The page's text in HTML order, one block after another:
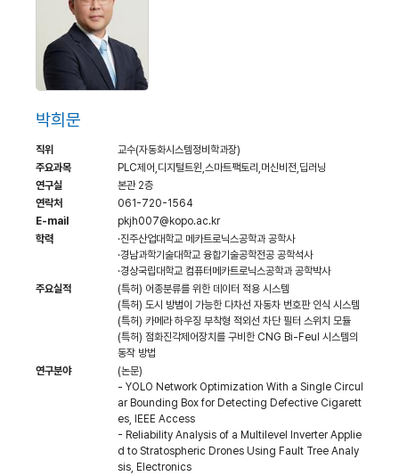
박희문
직위
교수(자동화시스템정비학과장)
주요과목
PLC제어,디지털트윈,스마트팩토리,머신비전,딥러닝
연구실
본관 2층
연락처
061-720-1564
E-mail
pkjh007@kopo.ac.kr
학력
·진주산업대학교 메카트로닉스공학과 공학사
·경남과학기술대학교 융합기술공학전공 공학석사
·경상국립대학교 컴퓨터메카트로닉스공학과 공학박사
주요실적
(특허) 어종분류를 위한 데이터 적용 시스템
(특허) 도시 방범이 가능한 다차선 자동차 번호판 인식 시스템
(특허) 카메라 하우징 부착형 적외선 차단 필터 스위치 모듈
(특허) 점화진각제어장치를 구비한 CNG Bi-Feul 시스템의
동작 방법
연구분야
(논문)
- YOLO Network Optimization With a Single Circul
ar Bounding Box for Detecting Defective Cigarett
es, IEEE Access
- Reliability Analysis of a Multilevel Inverter Applie
d to Stratospheric Drones Using Fault Tree Analy
sis, Electronics